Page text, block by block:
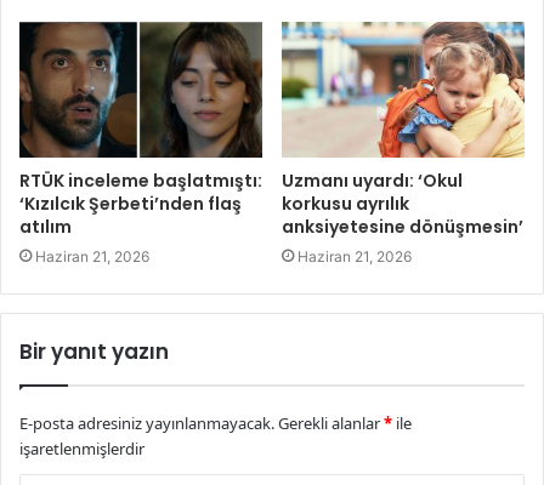
RTÜK inceleme başlatmıştı:
‘Kızılcık Şerbeti’nden flaş
atılım
Haziran 21, 2026
Uzmanı uyardı: ‘Okul
korkusu ayrılık
anksiyetesine dönüşmesin’
Haziran 21, 2026
Bir yanıt yazın
E-posta adresiniz yayınlanmayacak.Gerekli alanlar* ile
işaretlenmişlerdir